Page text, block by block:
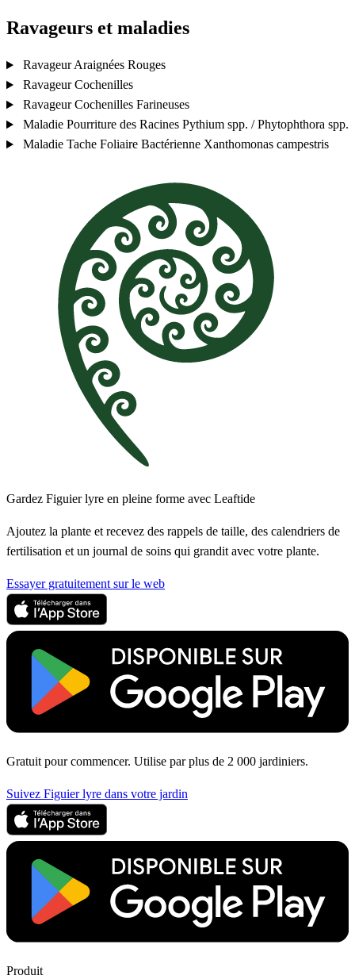
Ravageurs et maladies
RavageurAraignées Rouges
RavageurCochenilles
RavageurCochenilles Farineuses
Maladie Pourriture des Racines Pythium spp. / Phytophthora spp.
Maladie Tache Foliaire Bactérienne Xanthomonas campestris
Gardez Figuier lyre en pleine forme avec Leaftide
Ajoutez la plante et recevez des rappels de taille, des calendriers de
fertilisation et un journal de soins qui grandit avec votre plante.
Essayer gratuitement sur le web
Gratuit pour commencer. Utilise par plus de 2 000 jardiniers.
Suivez Figuier lyre dans votre jardin
Produit